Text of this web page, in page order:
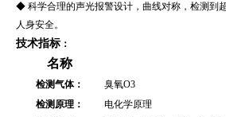
◆ 科学合理的声光报警设计，曲线对称，检测到
人身安全。
技术指标 ：
名称
检测气体：
臭氧O3
检测原理：
电化学原理